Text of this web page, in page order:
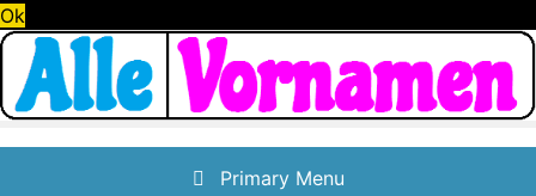
Ok
Skip
content
Primary Menu